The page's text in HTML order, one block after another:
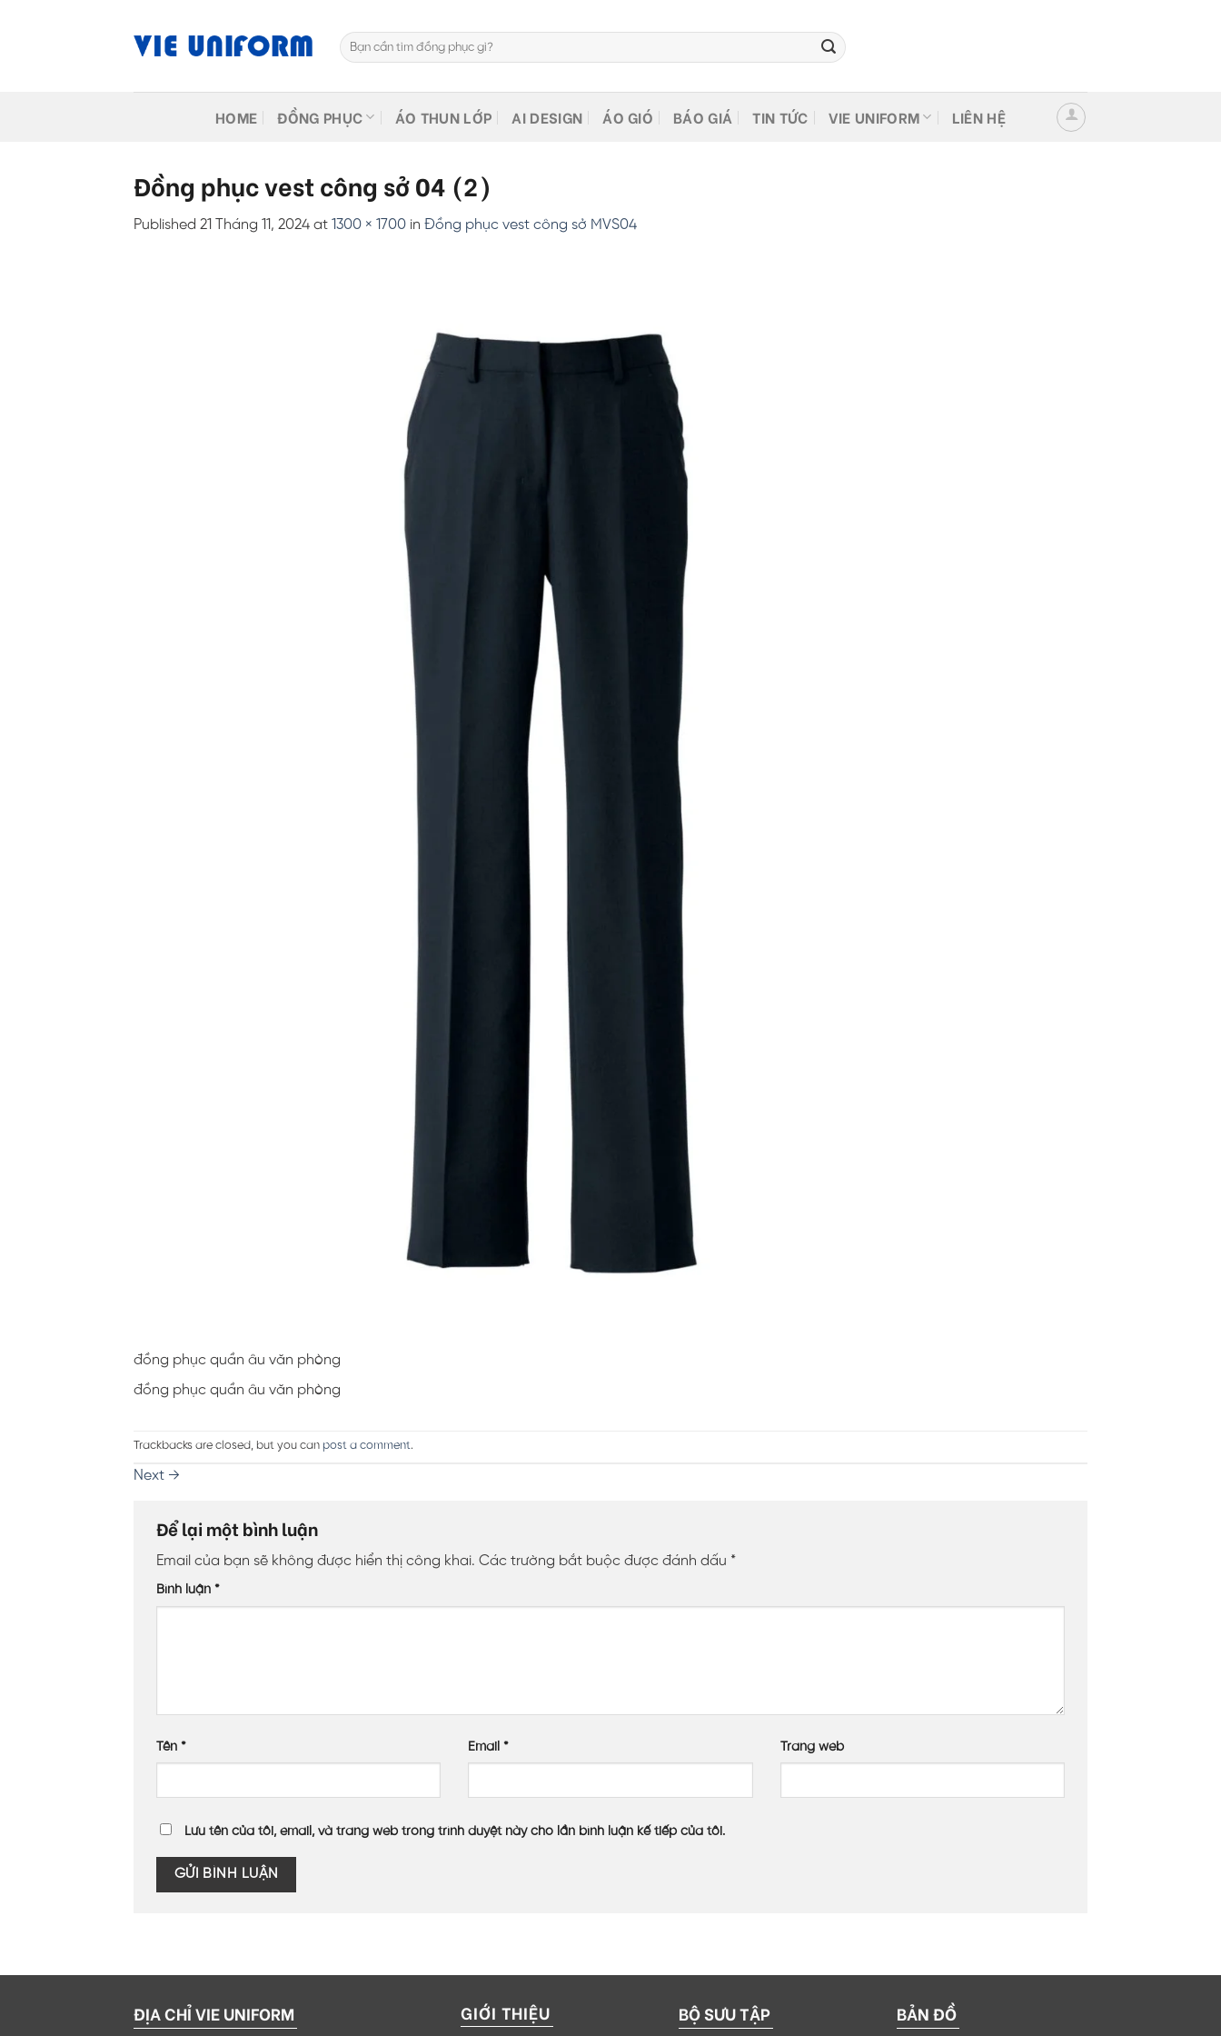
Tìm
kiếm:
HOME ĐỒNG PHỤC ÁO THUN LỚP AI DESIGN ÁO GIÓ BÁO GIÁ TIN TỨC VIE UNIFORM LIÊN HỆ
Đồng phục vest công sở 04 (2)
Published 21 Tháng 11, 2024 at 1300 × 1700 in Đồng phục vest công sở MVS04
đồng phục quần âu văn phòng
đồng phục quần âu văn phòng
Trackbacks are closed, but you can post a comment.
Next →
Để lại một bình luận
Email của bạn sẽ không được hiển thị công khai. Các trường bắt buộc được đánh dấu *
Bình luận *
Tên * Email* Trang web
Lưu tên của tôi, email, và trang web trong trình duyệt này cho lần bình luận kế tiếp của tôi.
ĐỊA CHỈ VIE UNIFORM GIỚI THIỆU BỘ SƯU TẬP BẢN ĐỒ